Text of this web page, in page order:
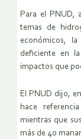
Para el PNUD,
temas de
económicos,
deficiente en
impactos que
El PNUD dijo,
hace
mientras que
más de 40